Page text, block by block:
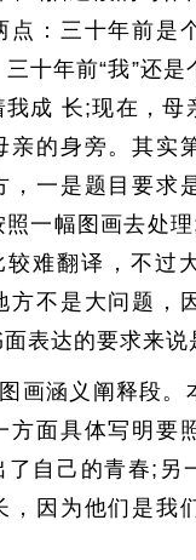
点：三十年前是
十年前“我”还
我成 长;现在，母
亲的身旁。其实
，一是题目要求
照一幅图画去处
较难翻译，不过
方不是大问题，
表达的要求来说
画涵义阐释段。
方面具体写明要
了自己的青春;另
，因为他们是我